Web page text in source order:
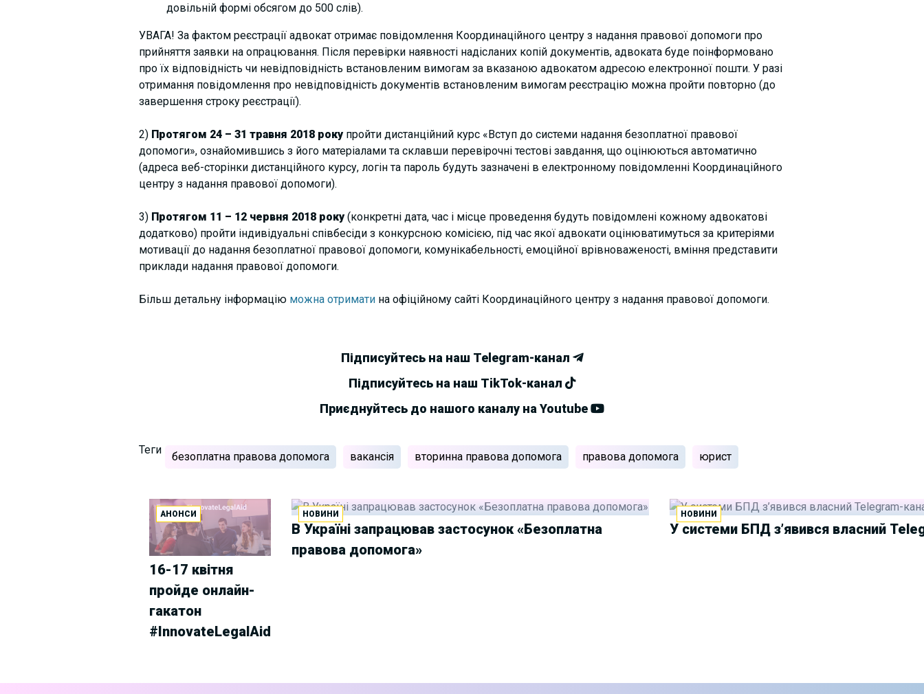
довільній формі обсягом до 500 слів).
УВАГА! За фактом реєстрації адвокат отримає повідомлення Координаційного центру з надання правової допомоги про
прийняття заявки на опрацювання. Після перевірки наявності надісланих копій документів, адвоката буде поінформовано
про їх відповідність чи невідповідність встановленим вимогам за вказаною адвокатом адресою електронної пошти. У разі
отримання повідомлення про невідповідність документів встановленим вимогам реєстрацію можна пройти повторно (до
завершення строку реєстрації).
2) Протягом 24 – 31 травня 2018 рокупройти дистанційний курс «Вступ до системи надання безоплатної правової
допомоги», ознайомившись з його матеріалами та склавши перевірочні тестові завдання, що оцінюються автоматично
(адреса веб-сторінки дистанційного курсу, логін та пароль будуть зазначені в електронному повідомленні Координаційного
центру з надання правової допомоги).
3)Протягом 11 – 12 червня 2018 року(конкретні дата, час і місце проведення будуть повідомлені кожному адвокатові
додатково) пройти індивідуальні співбесіди з конкурсною комісією, під час якої адвокати оцінюватимуться за критеріями
мотивації до надання безоплатної правової допомоги, комунікабельності, емоційної врівноваженості, вміння представити
приклади надання правової допомоги.
Більш детальну інформацію можна отриматина офіційному сайті Координаційного центру з надання правової допомоги.
Підписуйтесь на наш Telegram-канал
Підписуйтесь на наш TikTok-канал
Приєднуйтесь до нашого каналу на Youtube
Теги
безоплатна правова допомога вакансія вторинна правова допомога правова допомога юрист
АНОНСИ
16-17 квітня
пройде онлайн-
гакатон
#InnovateLegalAid
НОВИНИ
В Україні запрацював застосунок «Безоплатна
правова допомога»
НОВИНИ
У системи БПД з’явився власний